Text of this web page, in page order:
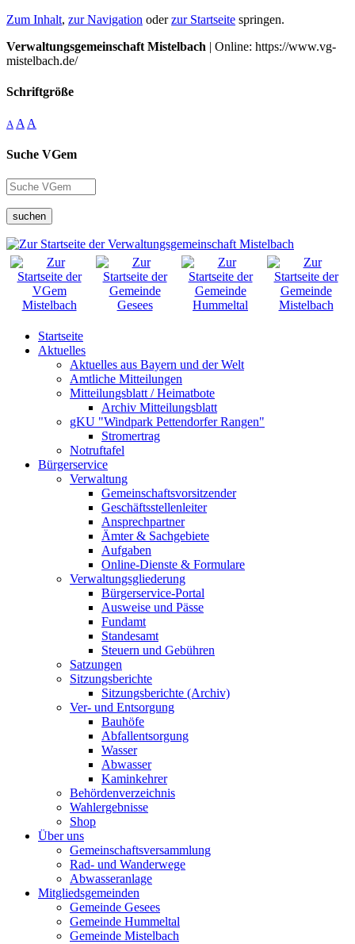
Zum Inhalt, zur Navigation oderzur Startseite springen.
Verwaltungsgemeinschaft Mistelbach | Online: https://www.vg-
mistelbach.de/
Schriftgröße
A A A
Suche VGem
suchen
Startseite
Aktuelles
Aktuelles aus Bayern und der Welt
Amtliche Mitteilungen
Mitteilungsblatt / Heimatbote
Archiv Mitteilungsblatt
gKU "Windpark Pettendorfer Rangen"
Stromertrag
Notruftafel
Bürgerservice
Verwaltung
Gemeinschaftsvorsitzender
Geschäftsstellenleiter
Ansprechpartner
Ämter & Sachgebiete
Aufgaben
Online-Dienste & Formulare
Verwaltungsgliederung
Bürgerservice-Portal
Ausweise und Pässe
Fundamt
Standesamt
Steuern und Gebühren
Satzungen
Sitzungsberichte
Sitzungsberichte (Archiv)
Ver- und Entsorgung
Bauhöfe
Abfallentsorgung
Wasser
Abwasser
Kaminkehrer
Behördenverzeichnis
Wahlergebnisse
Shop
Über uns
Gemeinschaftsversammlung
Rad- und Wanderwege
Abwasseranlage
Mitgliedsgemeinden
Gemeinde Gesees
Gemeinde Hummeltal
Gemeinde Mistelbach